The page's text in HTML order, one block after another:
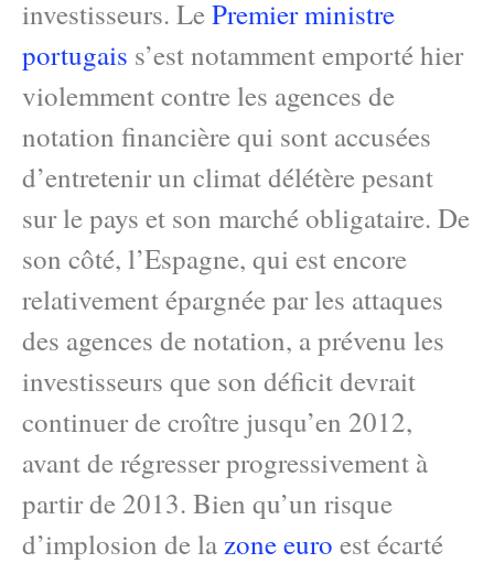
investisseurs. LePremier ministre
portugais s’est notamment emporté hier
violemment contre les agences de
notation financière qui sont accusées
d’entretenir un climat délétère pesant
sur le pays et son marché obligataire. De
son côté, l’Espagne, qui est encore
relativement épargnée par les attaques
des agences de notation, a prévenu les
investisseurs que son déficit devrait
continuer de croître jusqu’en 2012,
avant de régresser progressivement à
partir de 2013. Bien qu’un risque
d’implosion de lazone euro est écarté